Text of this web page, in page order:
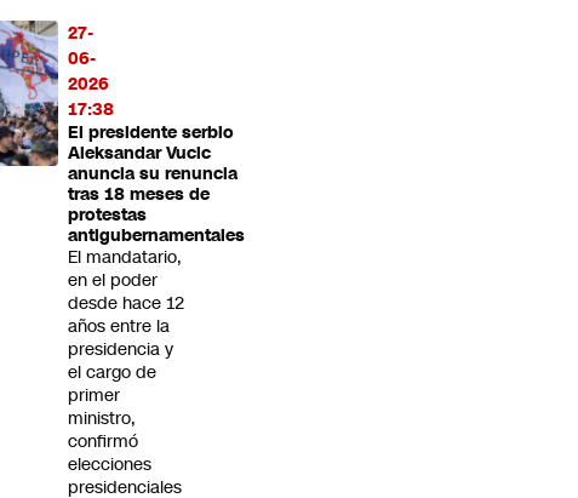
27-
06-
2026
17:38
El presidente serbio
Aleksandar Vucic
anuncia su renuncia
tras 18 meses de
protestas
antigubernamentales
El mandatario,
en el poder
desde hace 12
años entre la
presidencia y
el cargo de
primer
ministro,
confirmó
elecciones
presidenciales